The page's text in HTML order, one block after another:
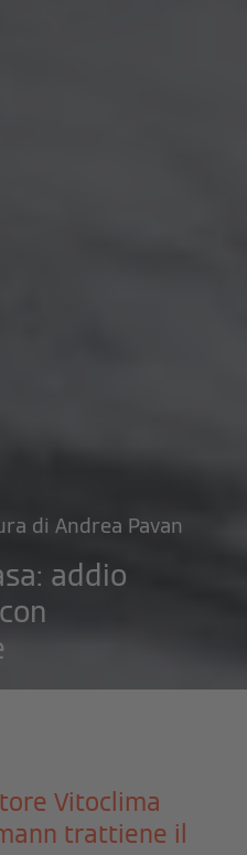
di Andrea Pavan
addio
Vitoclima
trattiene il